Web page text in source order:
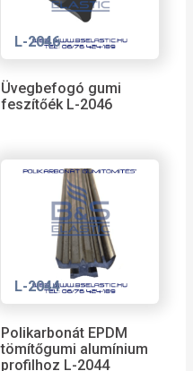
L-2046
Üvegbefogó gumi
feszítőék L-2046
L-2044
Polikarbonát EPDM
tömítőgumi alumínium
profilhoz L-2044